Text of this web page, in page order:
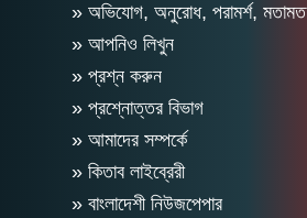
» অভিযোগ, অনুরোধ, পরামর্শ, মতামত
» আপনিও লিখুন
» প্রশ্ন করুন
» প্রশ্নোত্তর বিভাগ
» আমাদের সম্পর্কে
» কিতাব লাইব্রেরী
» বাংলাদেশী নিউজপেপার